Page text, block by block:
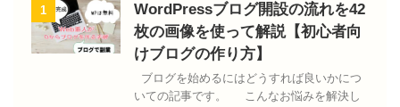
1
WordPressブログ開設の流れを42
枚の画像を使って解説【初心者向
けブログの作り方】
ブログを始めるにはどうすれば良いかにつ
いての記事です。 こんなお悩みを解決し